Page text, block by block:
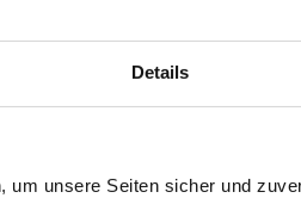
Details
um unsere Seiten sicher und
bei dieser Leuchte die Höhe und
in diese Leuchte ein, denn
1,8m, Gewicht: 5,8kg -